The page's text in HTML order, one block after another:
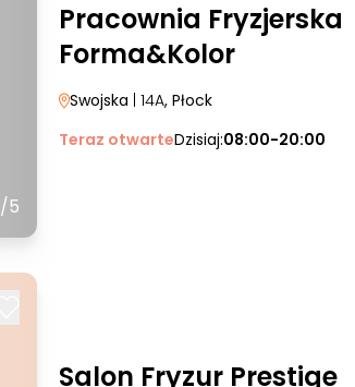
/5
Pracownia Fryzjerska
Forma&Kolor
Swojska | 14A, Płock
Teraz otwarteDzisiaj:08:00-20:00
Salon Fryzur Prestige